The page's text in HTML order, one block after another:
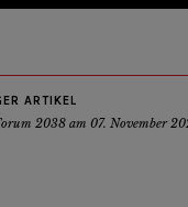
ARTIKEL
2038 am 07. November